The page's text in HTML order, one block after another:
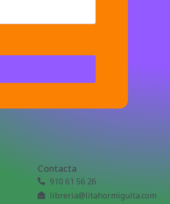
Contacta
910 61 56 26
libreria@litahormiguita.com